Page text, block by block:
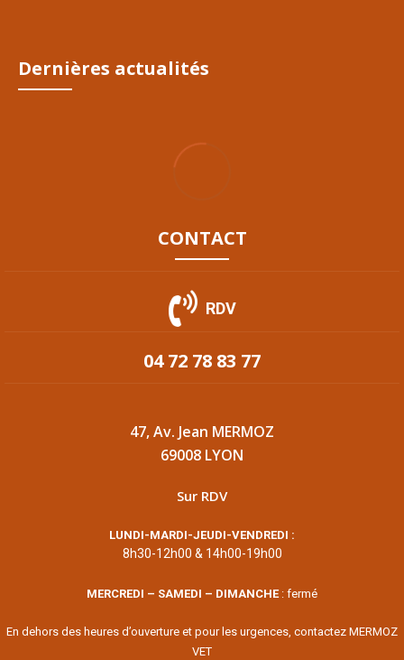
Dernières actualités
CONTACT
RDV
04 72 78 83 77
47, Av. Jean MERMOZ
69008 LYON
Sur RDV
LUNDI-MARDI-JEUDI-VENDREDI :
8h30-12h00 & 14h00-19h00
MERCREDI – SAMEDI – DIMANCHE : fermé
En dehors des heures d’ouverture et pour les urgences, contactez MERMOZ
VET